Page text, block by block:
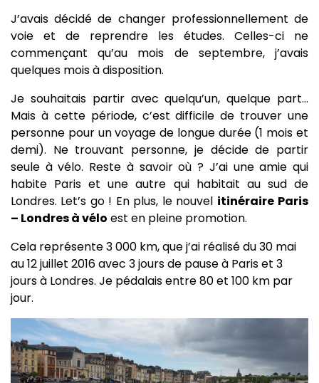
J’avais décidé de changer professionnellement de
voie et de reprendre les études. Celles-ci ne
commençant qu’au mois de septembre, j’avais
quelques mois à disposition.
Je souhaitais partir avec quelqu’un, quelque part…
Mais à cette période, c’est difficile de trouver une
personne pour un voyage de longue durée (1 mois et
demi). Ne trouvant personne, je décide de partir
seule à vélo. Reste à savoir où ? J’ai une amie qui
habite Paris et une autre qui habitait au sud de
Londres. Let’s go ! En plus, le nouvel itinéraire Paris
– Londres à vélo est en pleine promotion.
Cela représente 3 000 km, que j’ai réalisé du 30 mai
au 12 juillet 2016 avec 3 jours de pause à Paris et 3
jours à Londres. Je pédalais entre 80 et 100 km par
jour.